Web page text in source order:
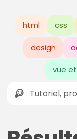
html css
design
vue